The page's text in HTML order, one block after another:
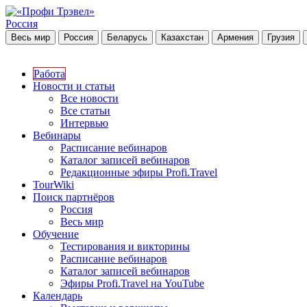
Россия
Весь мир Россия Беларусь Казахстан Армения Грузия
Работа
Новости и статьи
Все новости
Все статьи
Интервью
Вебинары
Расписание вебинаров
Каталог записей вебинаров
Редакционные эфиры Profi.Travel
TourWiki
Поиск партнёров
Россия
Весь мир
Обучение
Тестирования и викторины
Расписание вебинаров
Каталог записей вебинаров
Эфиры Profi.Travel на YouTube
Календарь